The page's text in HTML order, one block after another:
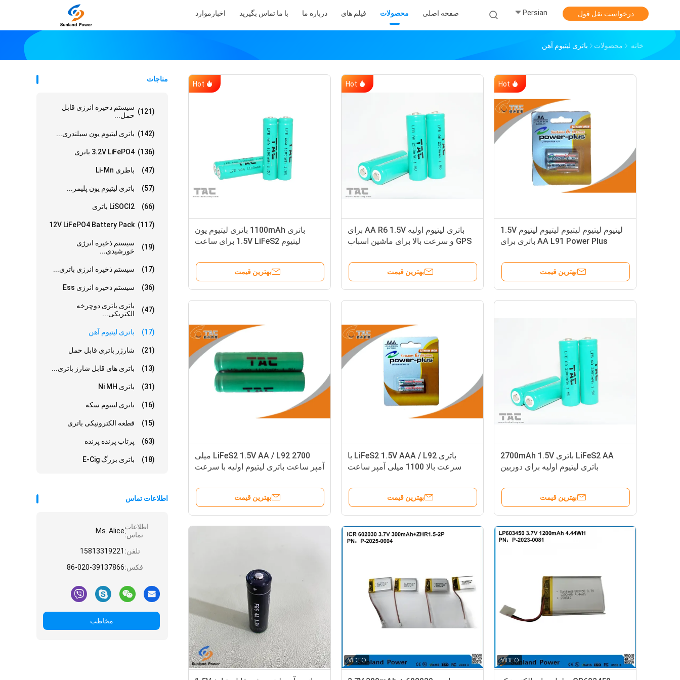
صفحه اصلی محصولات فیلم های درباره ما با ما تماس بگیرید اخبار موارد Persian درخواست نقل قول
خانه محصولات باتری لیتیوم آهن
مناجات
سیستم ذخیره انرژی قابل
حمل...
(121)
باتری لیتیوم یون سیلندری... (142)
3.2V LiFePO4 باتری (136)
باطری Li-Mn (47)
باتری لیتیوم یون پلیمر... (57)
LiSOCl2 باتری (66)
12V LiFePO4 Battery Pack (117)
سیستم ذخیره انرژی
خورشیدی...
(19)
سیستم ذخیره انرژی باتری... (17)
سیستم ذخیره انرژی Ess (36)
باتری باتری دوچرخه
الکتریکی...
(47)
باتری لیتیوم آهن (17)
شارژر باتری قابل حمل (21)
باتری های قابل شارژ باتری... (13)
باتری Ni MH (31)
باتری لیتیوم سکه (16)
قطعه الکترونیکی باتری (15)
پرتاب پرنده پرنده (63)
باتری بزرگ E-Cig (18)
اطلاعات تماس
اطلاعات
تماس:Ms. Alice
تلفن: 15813319221
فکس:86-020-39137866
مخاطب
Hot
باتری 1100mAh باتری لیتیوم یون
لیتیوم 1.5V LiFeS2 برای ساعت
بهترین قیمت
Hot
باتری لیتیوم اولیه AA R6 1.5V برای
GPS و سرعت بالا برای ماشین اسباب
بهترین قیمت
Hot
لیتیوم لیتیوم لیتیوم لیتیوم لیتیوم 1.5V
AA L91 Power Plus باتری برای
بهترین قیمت
LiFeS2 1.5V AA / L92 2700 میلی
آمپر ساعت باتری لیتیوم اولیه با سرعت
بهترین قیمت
باتری LiFeS2 1.5V AAA / L92 با
سرعت بالا 1100 میلی آمپر ساعت
بهترین قیمت
LiFeS2 AA باتری 2700mAh 1.5V
باتری لیتیوم اولیه برای دوربین
بهترین قیمت